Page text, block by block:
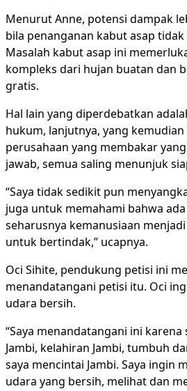
Menurut Anne, potensi dampak
bila penanganan kabut asap
Masalah kabut asap ini
kompleks dari hujan buatan dan
gratis.
Hal lain yang diperdebatkan
hukum, lanjutnya, yang
perusahaan yang membakar
jawab, semua saling menunjuk
“Saya tidak sedikit pun
juga untuk memahami bahwa
seharusnya kemanusiaan
untuk bertindak,” ucapnya.
Oci Sihite, pendukung petisi ini
menandatangani petisi itu. Oci
udara bersih.
“Saya menandatangani ini karena
Jambi, kelahiran Jambi, tumbuh
saya mencintai Jambi. Saya ingin
udara yang bersih, melihat dan